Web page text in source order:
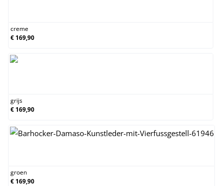
creme
€ 169,90
grijs
€ 169,90
groen
€ 169,90